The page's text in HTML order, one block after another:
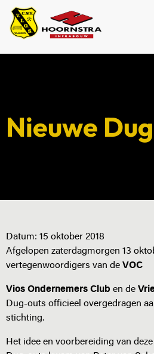
Nieuwe
Datum: 15 oktober 2018
Afgelopen zaterdagmorgen 13
vertegenwoordigers van de VOC
Vios Ondernemers Club en de
Dug-outs officieel overgedragen
stichting.
Het idee en voorbereiding van